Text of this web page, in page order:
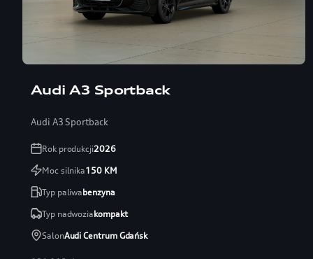
Audi A3 Sportback
Audi A3 Sportback
Rok produkcji2026
Moc silnika150KM
Typ paliwabenzyna
Typ nadwoziakompakt
SalonAudi Centrum Gdańsk